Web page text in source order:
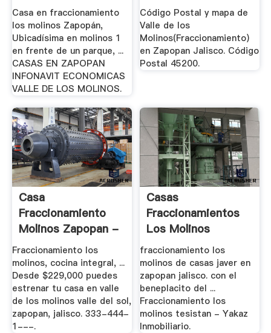
Casa en fraccionamiento
los molinos Zapopán,
Ubicadísima en molinos 1
en frente de un parque, ...
CASAS EN ZAPOPAN
INFONAVIT ECONOMICAS
VALLE DE LOS MOLINOS.
Código Postal y mapa de
Valle de los
Molinos(Fraccionamiento)
en Zapopan Jalisco. Código
Postal 45200.
Casa
Fraccionamiento
Molinos Zapopan -
Trovit
Fraccionamiento los
molinos, cocina integral, ...
Desde $229,000 puedes
estrenar tu casa en valle
de los molinos valle del sol,
zapopan, jalisco. 333-444-
1---.
Casas
Fraccionamientos
Los Molinos
Tesistan
fraccionamiento los
molinos de casas javer en
zapopan jalisco. con el
beneplacito del ...
Fraccionamiento los
molinos tesistan - Yakaz
Inmobiliario.